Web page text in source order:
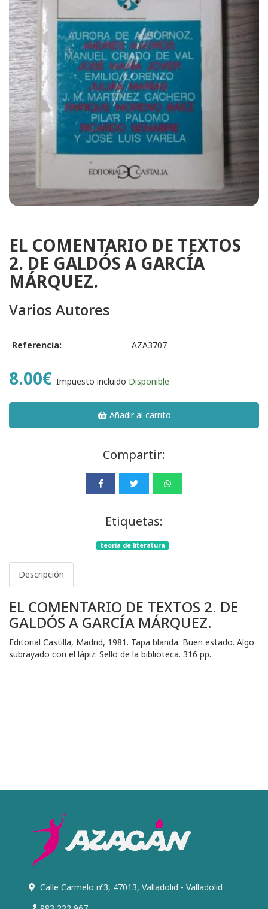
EL COMENTARIO DE TEXTOS
2. DE GALDÓS A GARCÍA
MÁRQUEZ.
Varios Autores
Referencia: AZA3707
8.00€ Impuesto incluido Disponible
Añadir al carrito
Compartir:
Etiquetas:
teoría de literatura
Descripción
EL COMENTARIO DE TEXTOS 2. DE
GALDÓS A GARCÍA MÁRQUEZ.
Editorial Castilla, Madrid, 1981. Tapa blanda. Buen estado. Algo
subrayado con el lápiz. Sello de la biblioteca. 316 pp.
Calle Carmelo nº3, 47013, Valladolid - Valladolid